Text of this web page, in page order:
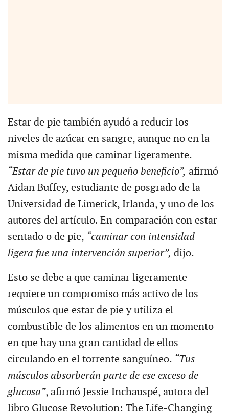
Estar de pie también ayudó a reducir los
niveles de azúcar en sangre, aunque no en la
misma medida que caminar ligeramente.
“Estar de pie tuvo un pequeño beneficio”, afirmó
Aidan Buffey, estudiante de posgrado de la
Universidad de Limerick, Irlanda, y uno de los
autores del artículo. En comparación con estar
sentado o de pie, “caminar con intensidad
ligera fue una intervención superior”, dijo.
Esto se debe a que caminar ligeramente
requiere un compromiso más activo de los
músculos que estar de pie y utiliza el
combustible de los alimentos en un momento
en que hay una gran cantidad de ellos
circulando en el torrente sanguíneo. “Tus
músculos absorberán parte de ese exceso de
glucosa”, afirmó Jessie Inchauspé, autora del
libro Glucose Revolution: The Life-Changing